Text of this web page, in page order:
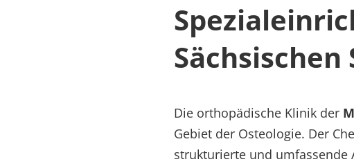
Sächsischen
Die orthopädische Klinik der
Gebiet der Osteologie. Der
strukturierte und umfassende